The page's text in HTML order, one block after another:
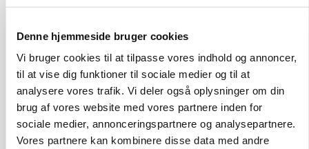
Denne hjemmeside bruger cookies
Vi bruger cookies til at tilpasse vores indhold og annoncer,
til at vise dig funktioner til sociale medier og til at
analysere vores trafik. Vi deler også oplysninger om din
brug af vores website med vores partnere inden for
sociale medier, annonceringspartnere og analysepartnere.
Vores partnere kan kombinere disse data med andre
BUSINESS
sig 8 mio.
Annonce
BUSINESS
Danish Agro skifter nøgleprofil i Østdanmark
Annonce